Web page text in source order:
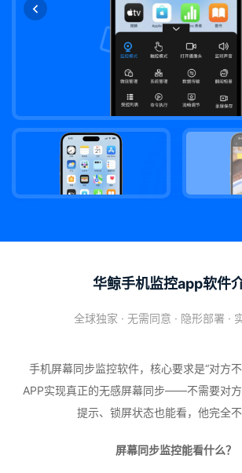
华鲸手机监控app软件
全球独家 · 无需同意 · 隐形部署 ·
手机屏幕同步监控软件，核心要求是“对方
APP实现真正的无感屏幕同步——不需要对
提示、锁屏状态也能看，他完全不
屏幕同步监控能看什么？